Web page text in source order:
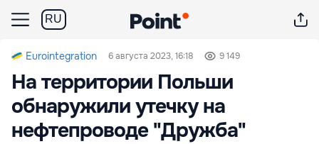
RU
Eurointegration 6 августа 2023, 16:18 9 149
На территории Польши
обнаружили утечку на
нефтепроводе "Дружба"